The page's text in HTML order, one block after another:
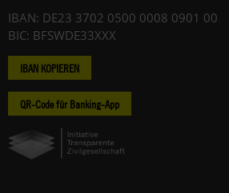
IBAN: DE23 3702 0500 0008 0901 00
BIC: BFSWDE33XXX
IBAN KOPIEREN
QR-Code für Banking-App